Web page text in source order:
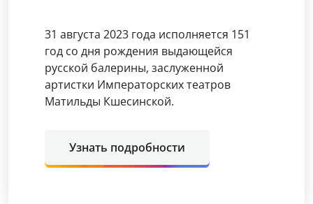
31 августа 2023 года исполняется 151
год со дня рождения выдающейся
русской балерины, заслуженной
артистки Императорских театров
Матильды Кшесинской.
Узнать подробности